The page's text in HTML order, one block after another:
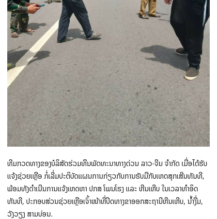
ທີມກວດທາງຂອງບໍລິສັດຮ່ວມທຶນພັດທະນາທາງດ່ວນ ລາວ-ຈີນ ຈຳກັດ ເມື່ອໄດ້ຮັບ
ແຈ້ງຊ່ວຍເຫຼືອ ກໍ່ເລີ່ມປະຕິບັດແຜນການກ່ຽວກັບການຮັບມືກັບເຫດສຸກເສີນທັນທີ,
ພ້ອມທັງດຳເນີນການແຈ້ງເຫດຫາ ປກສ ໂພນໂຮງ ແລະ ຫີນເຫີບ ໃນເວລາທຳອິດ
ທັນທີ, ປະກອບສ່ວນຊ່ວຍເຫຼືອເຈົ້າໜ້າທີ່ປິດທາງຂາອອກສະຖານີຫີນເຫີບ, ນຳ້ງື່ມ,
ວັງວຽງ ສາມບ່ອນ.